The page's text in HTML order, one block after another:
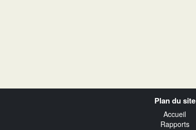
Plan du site
Accueil
Rapports